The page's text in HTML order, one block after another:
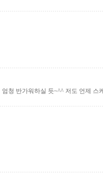
청 반가워하실 듯~^^ 저도 언제 스